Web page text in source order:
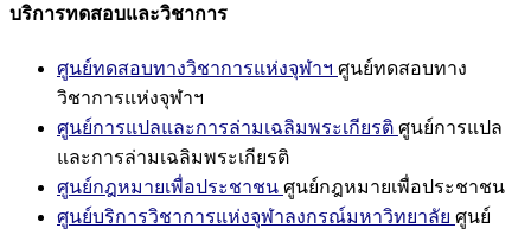
บริการทดสอบและวิชาการ
ศูนย์ทดสอบทางวิชาการแห่งจุฬาฯ ศูนย์ทดสอบทาง
วิชาการแห่งจุฬาฯ
ศูนย์การแปลและการล่ามเฉลิมพระเกียรติ ศูนย์การแปล
และการล่ามเฉลิมพระเกียรติ
ศูนย์กฎหมายเพื่อประชาชน ศูนย์กฎหมายเพื่อประชาชน
ศูนย์บริการวิชาการแห่งจุฬาลงกรณ์มหาวิทยาลัย ศูนย์